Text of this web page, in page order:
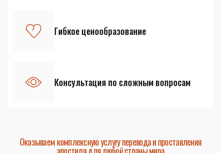
Гибкое ценообразование
Консультация по сложным вопросам
Оказываем комплексную услугу перевода и проставления